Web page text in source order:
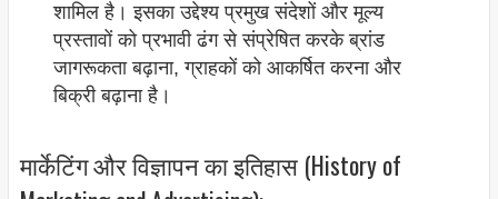
शामिल है। इसका उद्देश्य प्रमुख संदेशों और मूल्य
प्रस्तावों को प्रभावी ढंग से संप्रेषित करके ब्रांड
जागरूकता बढ़ाना, ग्राहकों को आकर्षित करना और
बिक्री बढ़ाना है।
मार्केटिंग और विज्ञापन का इतिहास (History of